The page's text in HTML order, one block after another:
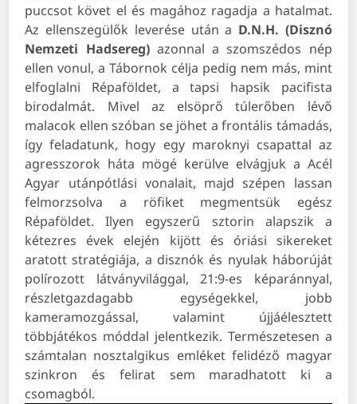
puccsot követ el és magához ragadja a hatalmat.
Az ellenszegülők leverése után a D.N.H. (Disznó
Nemzeti Hadsereg)azonnal a szomszédos nép
ellen vonul, a Tábornok célja pedig nem más, mint
elfoglalni Répaföldet, a tapsi hapsik pacifista
birodalmát. Mivel az elsöprő túlerőben lévő
malacok ellen szóban se jöhet a frontális támadás,
így feladatunk, hogy egy maroknyi csapattal az
agresszorok háta mögé kerülve elvágjuk a Acél
Agyar utánpótlási vonalait, majd szépen lassan
felmorzsolva a röfiket megmentsük egész
Répaföldet. Ilyen egyszerű sztorin alapszik a
kétezres évek elején kijött és óriási sikereket
aratott stratégiája, a disznók és nyulak háborúját
polírozott látványvilággal, 21:9-es képaránnyal,
részletgazdagabb egységekkel, jobb
kameramozgással, valamint újjáélesztett
többjátékos móddal jelentkezik. Természetesen a
számtalan nosztalgikus emléket felidéző magyar
szinkron és felirat sem maradhatott ki a
csomagból.